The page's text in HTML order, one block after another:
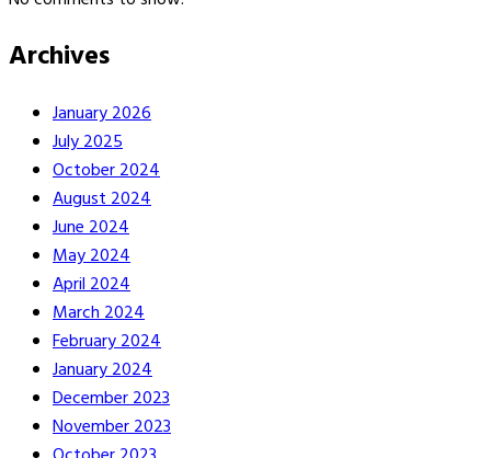
Archives
January 2026
July 2025
October 2024
August 2024
June 2024
May 2024
April 2024
March 2024
February 2024
January 2024
December 2023
November 2023